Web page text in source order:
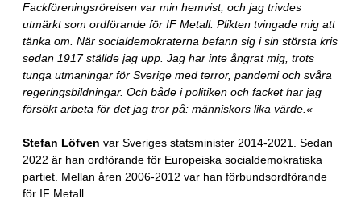
Fackföreningsrörelsen var min hemvist, och jag trivdes
utmärkt som ordförande för IF Metall. Plikten tvingade mig att
tänka om. När socialdemokraterna befann sig i sin största kris
sedan 1917 ställde jag upp. Jag har inte ångrat mig, trots
tunga utmaningar för Sverige med terror, pandemi och svåra
regeringsbildningar. Och både i politiken och facket har jag
försökt arbeta för det jag tror på: människors lika värde.«
Stefan Löfven var Sveriges statsminister 2014-2021. Sedan
2022 är han ordförande för Europeiska socialdemokratiska
partiet. Mellan åren 2006-2012 var han förbundsordförande
för IF Metall.